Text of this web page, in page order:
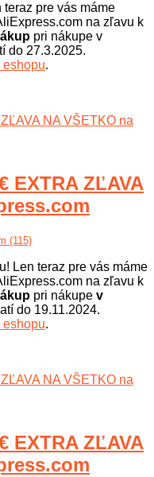
pre vás máme
na zľavu k
pri nákupe v
do 27.3.2025.
.
EXTRA ZĽAVA
(115)
Len teraz pre vás máme
na zľavu k
pri nákupe v
do 19.11.2024.
.
EXTRA ZĽAVA